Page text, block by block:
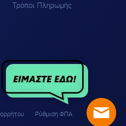
Τρόποι Πληρωμής
Ρύθμιση ΦΠΑ